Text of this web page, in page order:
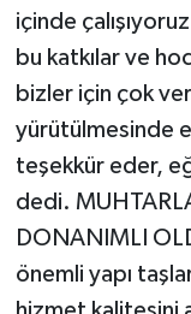
içinde
bu katkılar ve
bizler için çok
yürütülmesinde
teşekkür eder,
dedi.
DONANIMLI
önemli yapı